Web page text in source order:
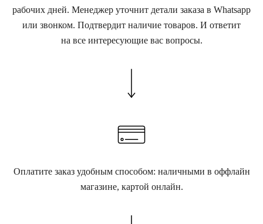
рабочих дней. Менеджер уточнит детали заказа в Whatsapp
или звонком. Подтвердит наличие товаров. И ответит
на все интересующие вас вопросы.
Оплатите заказ удобным способом: наличными в оффлайн
магазине, картой онлайн.